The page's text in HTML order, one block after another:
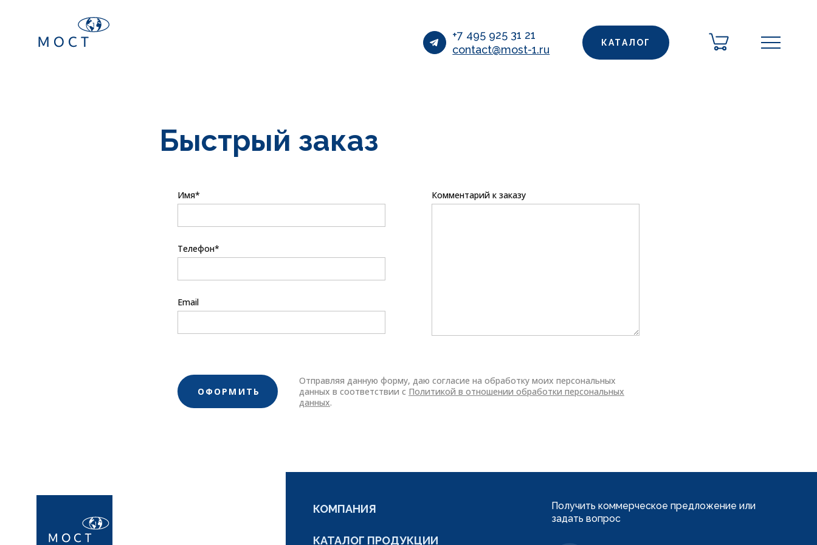
Быстрый заказ
Имя*
Телефон*
Email
Комментарий к заказу
ОФОРМИТЬ
Отправляя данную форму, даю согласие на обработку моих персональных
данных в соответствии с Политикой в отношении обработки персональных
данных.
+7 495 925 31 21
contact@most-1.ru
КАТАЛОГ
КОМПАНИЯ
КАТАЛОГ ПРОДУКЦИИ
Получить коммерческое предложениеили
задать вопрос